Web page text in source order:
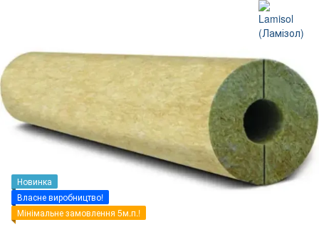
Новинка
Власне виробництво!
Мінімальне замовлення 5м.п.!